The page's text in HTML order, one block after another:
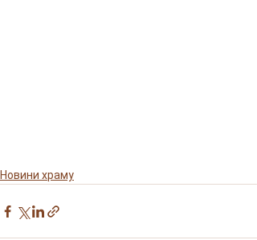
Новини храму